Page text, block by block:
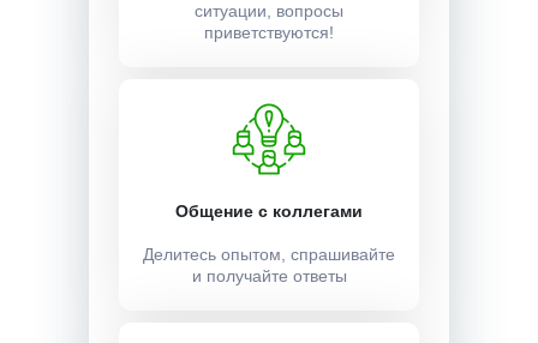
ситуации, вопросы
приветствуются!
Общение с коллегами
Делитесь опытом, спрашивайте
и получайте ответы